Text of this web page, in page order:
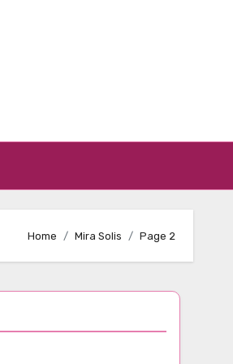
Home Mira Solis Page 2